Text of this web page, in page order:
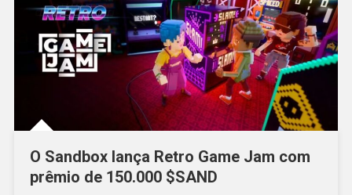
O Sandbox lança Retro Game Jam com
prêmio de 150.000 $SAND